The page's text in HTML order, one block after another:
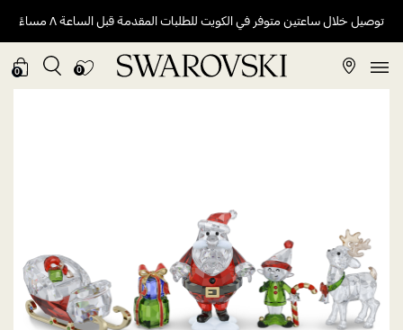
توصيل خلال ساعتين متوفر في الكويت للطلبات المقدمة قبل الساعة ٨ مساءً
0
0